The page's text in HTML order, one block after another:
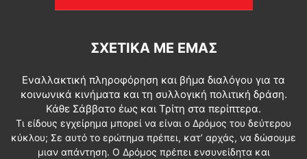
ΣΧΕΤΙΚΆ ΜΕ ΕΜΆΣ
Εναλλακτική πληροφόρηση και βήμα διαλόγου για τα
κοινωνικά κινήματα και τη συλλογική πολιτική δράση.
Κάθε Σάββατο έως και Τρίτη στα περίπτερα.
Τι είδους εγχείρημα μπορεί να είναι ο Δρόμος του δεύτερου
κύκλου; Σε αυτό το ερώτημα πρέπει, κατ’ αρχάς, να δώσουμε
μιαν απάντηση. Ο Δρόμος πρέπει ενσυνείδητα και